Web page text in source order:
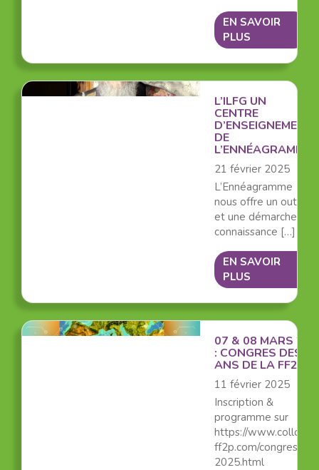
EN SAVOIR
PLUS
L’ILFG UN
CENTRE
D’ENSEIGNEMENT
DE
L’ENNÉAGRAMME
21 février 2025
L’Ennéagramme
nous offre un outil
et une démarche de
connaissance […]
EN SAVOIR
PLUS
07 & 08 MARS
: CONGRES DES 30
ANS DE LA FF2P
11 février 2025
Inscription &
programme sur
https://
ff2p.com/congres-
2025.html